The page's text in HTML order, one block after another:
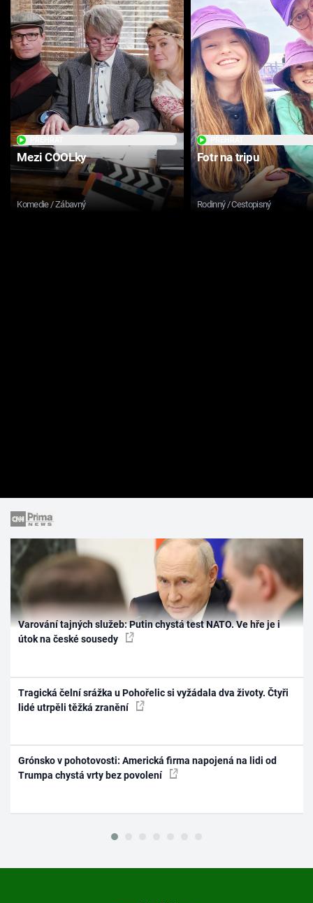
Mezi COOLky
Komedie / Zábavný
Fotr na tripu
Rodinný / Cestopisný
Varování tajných služeb: Putin chystá test NATO. Ve hře je i
útok na české sousedy
Tragická čelní srážka u Pohořelic si vyžádala dva životy. Čtyři
lidé utrpěli těžká zranění
Grónsko v pohotovosti: Americká firma napojená na lidi od
Trumpa chystá vrty bez povolení